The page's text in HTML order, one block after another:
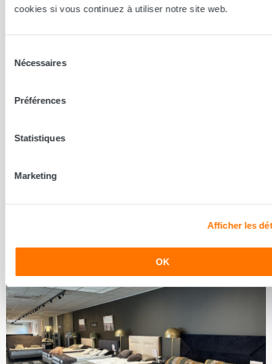
cookies si vous continuez à utiliser notre site web.
Nécessaires
Préférences
Statistiques
Marketing
Afficher les
OK
Albi - Puygouzon
5/ 5 sur 1 avis